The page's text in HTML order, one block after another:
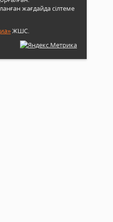
жағдайда сілтеме
ЖШС.